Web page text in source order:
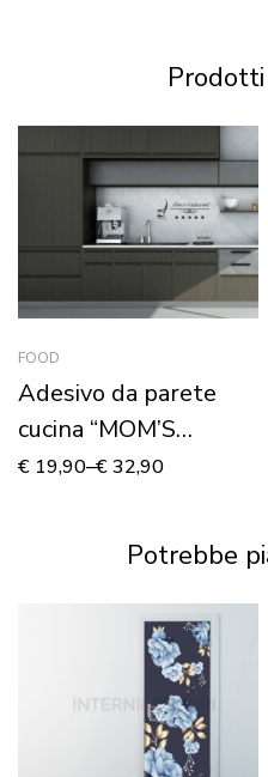
FOOD
Adesivo da parete
cucina “MOM’S
RESTAURANT”
€ 19,90–€32,90
Potrebbe